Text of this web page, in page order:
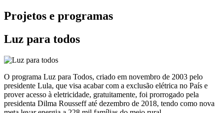
Projetos e programas
Luz para todos
O programa Luz para Todos, criado em novembro de 2003 pelo
presidente Lula, que visa acabar com a exclusão elétrica no País e
prover acesso à eletricidade, gratuitamente, foi prorrogado pela
presidenta Dilma Rousseff até dezembro de 2018, tendo como nova